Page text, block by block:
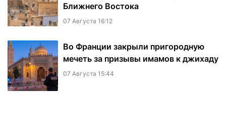
Ближнего Востока
07 Августа 16:12
Во Франции закрыли пригородную
мечеть за призывы имамов к джихаду
07 Августа 15:44